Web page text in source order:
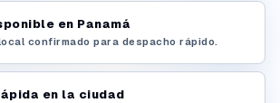
en Panamá
confirmado para despacho rápido.
en la ciudad